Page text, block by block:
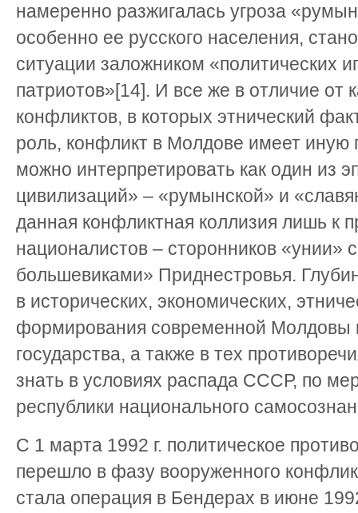
намеренно разжигалась угроза
особенно ее русского населения,
ситуации заложником «политических
патриотов»[14]. И все же в отличие от
конфликтов, в которых этнический
роль, конфликт в Молдове имеет иную
можно интерпретировать как один из
цивилизаций» – «румынской» и
данная конфликтная коллизия лишь к
националистов – сторонников
большевиками» Приднестровья.
в исторических, экономических,
формирования современной Молдовы
государства, а также в тех
знать в условиях распада СССР, по
республики национального
С 1 марта 1992 г. политическое
перешло в фазу вооруженного
стала операция в Бендерах в июне